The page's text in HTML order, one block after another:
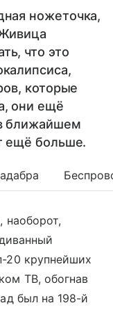
ножеточка,
что это
которые
они ещё
ближайшем
ещё больше.
наоборот,
20 крупнейших
ТВ, обогнав
был на 198-й